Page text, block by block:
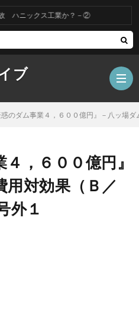
ブ
ックス工業か？－②
惑のダム事業４，６００億円』－八ッ場
４，６００億円』
用対効果（Ｂ／
外１